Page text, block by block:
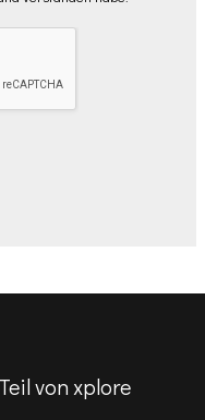
von xplore